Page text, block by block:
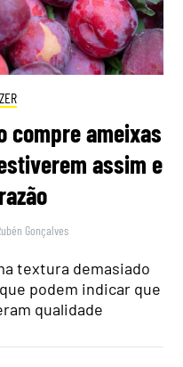
compre ameixas
assim e
Gonçalves
textura demasiado
podem indicar que
qualidade